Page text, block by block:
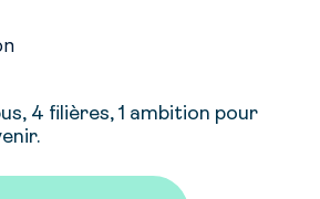
4 filières, 1 ambition pour